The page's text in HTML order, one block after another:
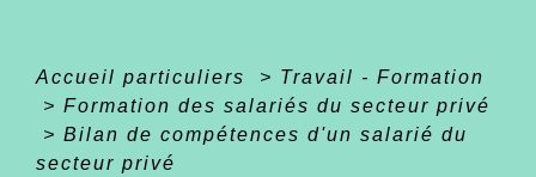
Accueil particuliers > Travail - Formation
> Formation des salariés du secteur privé
> Bilan de compétences d'un salarié du
secteur privé